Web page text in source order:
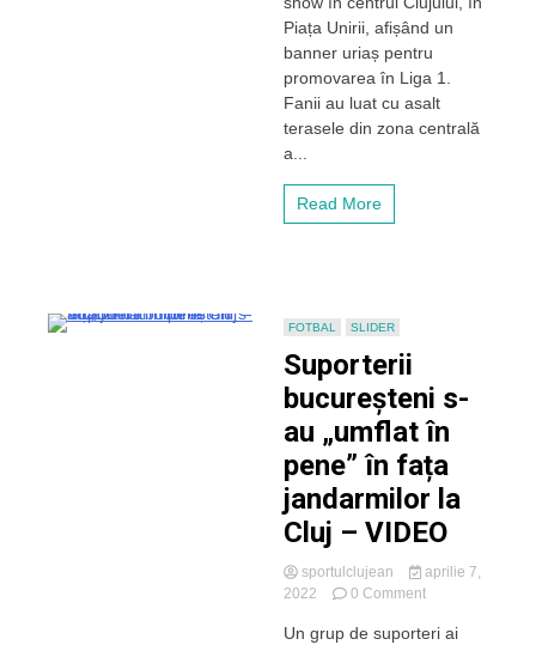
făcut
în
Piața
Unirii
din
Piața Unirii, afișând un
banner uriaș pentru
promovarea în Liga 1.
Fanii au luat cu asalt
terasele din zona centrală
a...
Read More
FOTBAL SLIDER
Suporterii
bucureșteni s-
au „umflat în
pene” în fața
jandarmilor la
Cluj – VIDEO
sportulclujean
aprilie 7,
2022
0 Commenton
bucureșteni
Un grup de suporteri ai